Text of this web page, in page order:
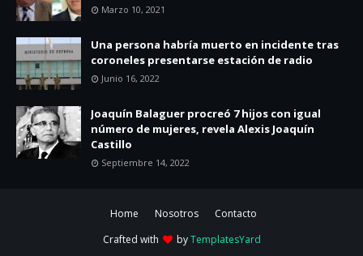
Marzo 10, 2021
Una persona habría muerto en incidente tras
coroneles presentarse estación de radio
Junio 16, 2022
Joaquín Balaguer procreó 7 hijos con igual
número de mujeres, revela Alexis Joaquín
Castillo
Septiembre 14, 2022
Home Nosotros
Contacto
Crafted with
byTemplatesYard